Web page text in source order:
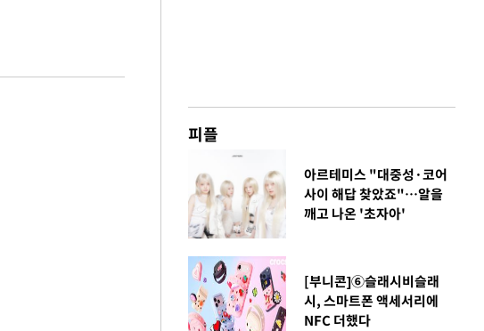
피플
아르테미스 "대중성·코어
사이 해답 찾았죠"…알을
깨고 나온 '초자아'
[부니콘]⑥슬래시비슬래
시, 스마트폰 액세서리에
NFC 더했다